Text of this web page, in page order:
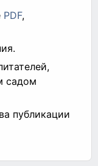
PDF,
садом
публикации